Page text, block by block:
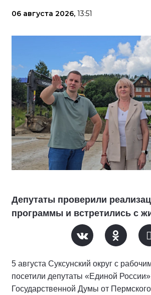
06 августа 2026, 13:51
Депутаты проверили
программы и встретились с
5 августа Суксунский округ с
посетили депутаты «Единой
Государственной Думы от